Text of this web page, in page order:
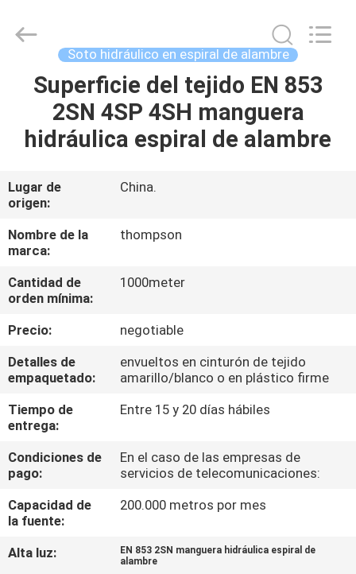
HOGAR
PRODUCTOS
SOBRE
NOSOTROS
VIAJE
DE
LA
DE
CALIDAD
ÉNTRENOS
EN
CONTACTO
Copyright
wirehydraulichose.com.
Soto hidráulico en espiral de alambre
Superficie del tejido EN 853
2SN 4SP 4SH manguera
hidráulica espiral de alambre
Lugar de
origen:
China.
Nombre de la
marca:
thompson
Cantidad de
orden mínima:
1000meter
Precio:
negotiable
Detalles de
empaquetado:
envueltos en cinturón de tejido
amarillo/blanco o en plástico firme
Tiempo de
entrega:
Entre 15 y 20 días hábiles
Condiciones de
pago:
En el caso de las empresas de
servicios de telecomunicaciones:
Capacidad de
la fuente:
200.000 metros por mes
Alta luz:
EN 853 2SN manguera hidráulica espiral de
alambre